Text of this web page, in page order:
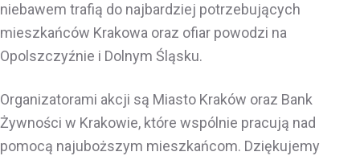
niebawem trafią do najbardziej potrzebujących
mieszkańców Krakowa oraz ofiar powodzi na
Opolszczyźnie i Dolnym Śląsku.
Organizatorami akcji są Miasto Kraków oraz Bank
Żywności w Krakowie, które wspólnie pracują nad
pomocą najuboższym mieszkańcom. Dziękujemy